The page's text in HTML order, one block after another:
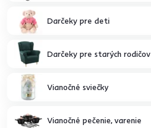
Darčeky pre deti
Darčeky pre starých rodičov
Vianočné sviečky
Vianočné pečenie, varenie